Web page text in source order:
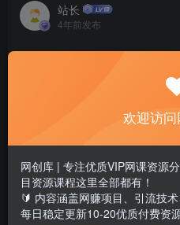
站长
4年前发布
瀚文·1个人1门课学会做1个
欢迎访
网创库 | 专注优质VIP网课资源
目资源课程这里全部都有！
🔰 内容涵盖网赚项目、引流技
每日稳定更新10-20优质付费资